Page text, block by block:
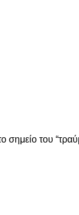
του